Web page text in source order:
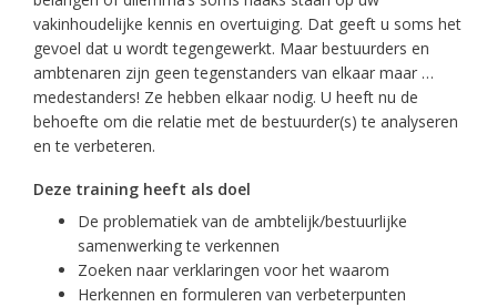
vakinhoudelijke kennis en overtuiging. Dat geeft u soms het
gevoel dat u wordt tegengewerkt. Maar bestuurders en
ambtenaren zijn geen tegenstanders van elkaar maar …
medestanders! Ze hebben elkaar nodig. U heeft nu de
behoefte om die relatie met de bestuurder(s) te analyseren
en te verbeteren.
Deze training heeft als doel
De problematiek van de ambtelijk/bestuurlijke
samenwerking te verkennen
Zoeken naar verklaringen voor het waarom
Herkennen en formuleren van verbeterpunten